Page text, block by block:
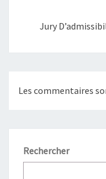
Jury
Les commentaires
Rechercher